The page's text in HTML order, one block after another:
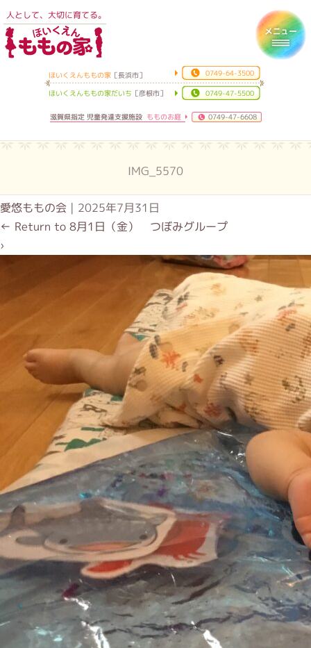
人として、大切に育てる。
ほいくえんももの家 ［長浜市］ 0749-64-3500
ほいくえんももの家だいち ［彦根市］ 0749-47-5500
滋賀県指定 児童発達支援施設もものお庭 0749-47-6608
IMG_5570
愛悠ももの会 | 2025年7月31日
← Return to 8月1日（金） つぼみグループ
›